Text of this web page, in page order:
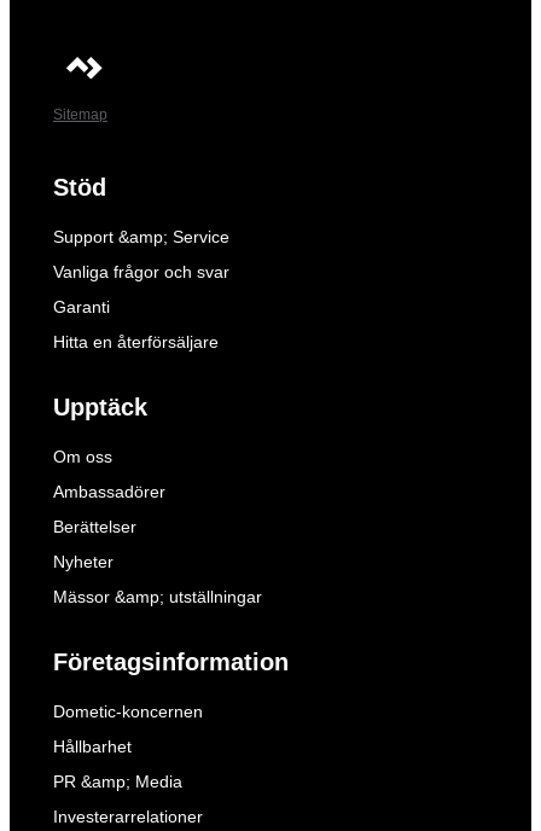
Sitemap
Stöd
Support &amp; Service
Vanliga frågor och svar
Garanti
Hitta en återförsäljare
Upptäck
Om oss
Ambassadörer
Berättelser
Nyheter
Mässor &amp; utställningar
Företagsinformation
Dometic-koncernen
Hållbarhet
PR &amp; Media
Investerarrelationer